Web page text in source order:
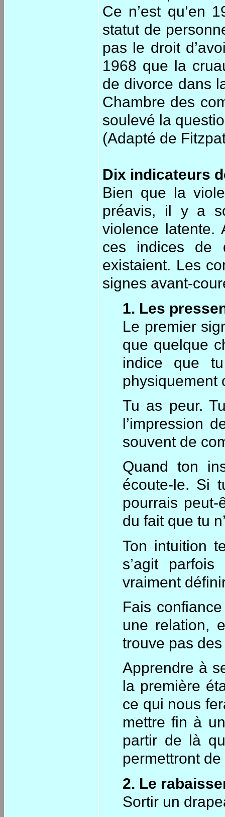
Ce n’est qu’en
statut de
pas le droit
1968 que la
de divorce dans
Chambre des
soulevé la
(Adapté de
Dix indicateurs
Bien que la
préavis, il y a
violence latente.
ces indices de
existaient. Les
signes avant-
1. Les
Le premier
que quelque
indice que tu
physiquement
Tu as peur.
l’impression
souvent de
Quand ton
écoute-le. Si
pourrais
du fait que tu
Ton intuition
s’agit
vraiment
Fais
une relation,
trouve pas
Apprendre à
la première
ce qui nous
mettre fin à
partir de là
permettront
2. Le
Sortir un